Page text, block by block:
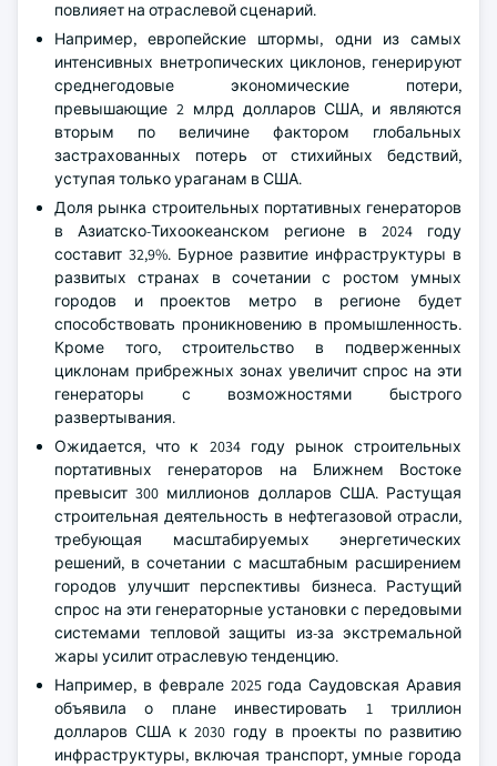
повлияет на отраслевой сценарий.
Например, европейские штормы, одни из самых
интенсивных внетропических циклонов, генерируют
среднегодовые экономические потери,
превышающие 2 млрд долларов США, и являются
вторым по величине фактором глобальных
застрахованных потерь от стихийных бедствий,
уступая только ураганам в США.
Доля рынка строительных портативных генераторов
в Азиатско-Тихоокеанском регионе в 2024 году
составит 32,9%. Бурное развитие инфраструктуры в
развитых странах в сочетании с ростом умных
городов и проектов метро в регионе будет
способствовать проникновению в промышленность.
Кроме того, строительство в подверженных
циклонам прибрежных зонах увеличит спрос на эти
генераторы с возможностями быстрого
развертывания.
Ожидается, что к 2034 году рынок строительных
портативных генераторов на Ближнем Востоке
превысит 300 миллионов долларов США. Растущая
строительная деятельность в нефтегазовой отрасли,
требующая масштабируемых энергетических
решений, в сочетании с масштабным расширением
городов улучшит перспективы бизнеса. Растущий
спрос на эти генераторные установки с передовыми
системами тепловой защиты из-за экстремальной
жары усилит отраслевую тенденцию.
Например, в феврале 2025 года Саудовская Аравия
объявила о плане инвестировать 1 триллион
долларов США к 2030 году в проекты по развитию
инфраструктуры, включая транспорт, умные города